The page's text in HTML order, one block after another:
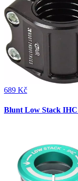
689 Kč
Blunt Low Stack IHC